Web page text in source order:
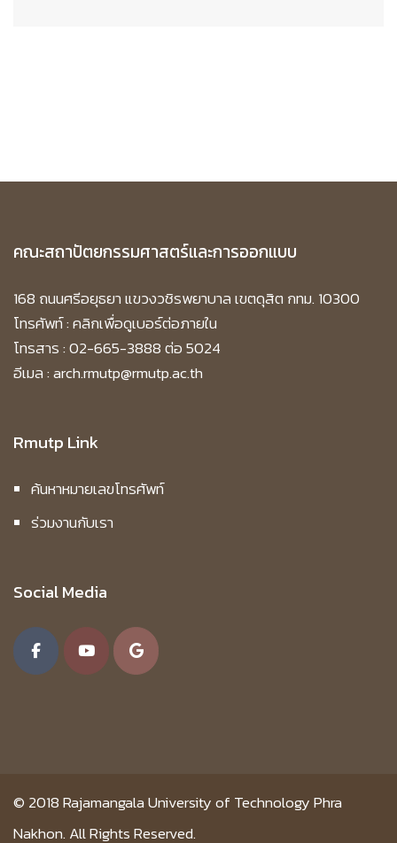
คณะสถาปัตยกรรมศาสตร์และการออกแบบ
168 ถนนศรีอยุธยา แขวงวชิรพยาบาล เขตดุสิต กทม. 10300
โทรศัพท์ :คลิกเพื่อดูเบอร์ต่อภายใน
โทรสาร : 02-665-3888 ต่อ 5024
อีเมล : arch.rmutp@rmutp.ac.th
Rmutp Link
ค้นหาหมายเลขโทรศัพท์
ร่วมงานกับเรา
Social Media
© 2018Rajamangala University of Technology Phra
Nakhon. All Rights Reserved.